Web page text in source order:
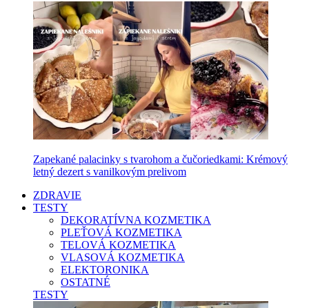
Zapekané palacinky s tvarohom a čučoriedkami: Krémový
letný dezert s vanilkovým prelivom
ZDRAVIE
TESTY
DEKORATÍVNA KOZMETIKA
PLEŤOVÁ KOZMETIKA
TELOVÁ KOZMETIKA
VLASOVÁ KOZMETIKA
ELEKTORONIKA
OSTATNÉ
TESTY